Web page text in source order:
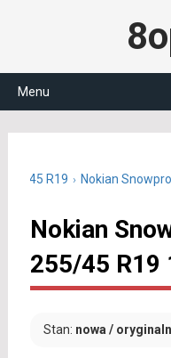
Menu
45 R19 Nokian
Nokian
255/45 R19
Stan: nowa /